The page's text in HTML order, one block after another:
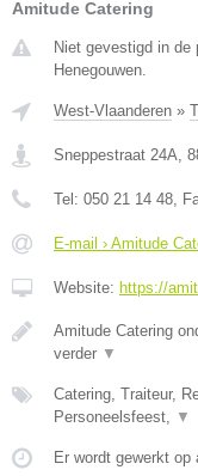
Amitude Catering
Niet gevestigd in de
Henegouwen.
West-Vlaanderen »
Sneppestraat 24A,
Tel: 050 21 14 48,
E-mail › Amitude
Website: https://
Amitude Catering
verder ▼
Catering, Traiteur,
Personeelsfeest, ▼
Er wordt gewerkt op